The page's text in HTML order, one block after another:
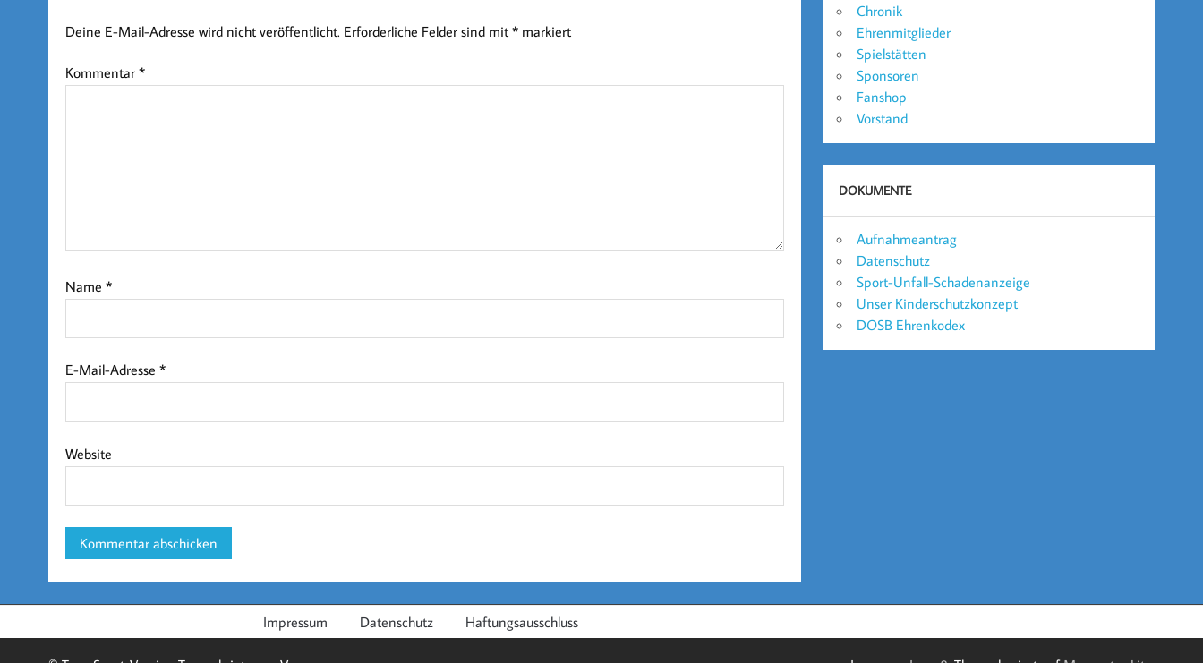
Deine E-Mail-Adresse wird nicht veröffentlicht. Erforderliche Felder sind mit *markiert
Kommentar *
Name *
E-Mail-Adresse *
Website
Chronik
Ehrenmitglieder
Spielstätten
Sponsoren
Fanshop
Vorstand
DOKUMENTE
Aufnahmeantrag
Datenschutz
Sport-Unfall-Schadenanzeige
Unser Kinderschutzkonzept
DOSB Ehrenkodex
Impressum Datenschutz Haftungsausschluss